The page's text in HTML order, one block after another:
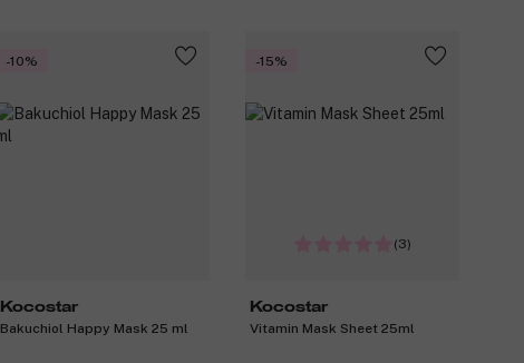
-10%
Kocostar
Bakuchiol Happy Mask 25 ml
-15%
(3)
Kocostar
Vitamin Mask Sheet 25ml